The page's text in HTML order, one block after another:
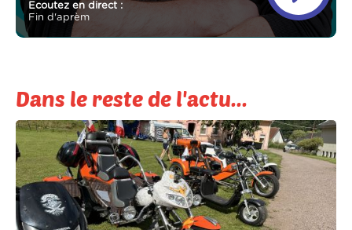
Ecoutez en direct :
Fin d'aprèm
Dans le reste de l'actu...